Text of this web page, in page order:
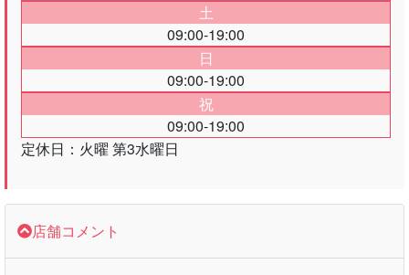
土
09:00-19:00
日
09:00-19:00
祝
09:00-19:00
定休日：火曜 第3水曜日
店舗コメント